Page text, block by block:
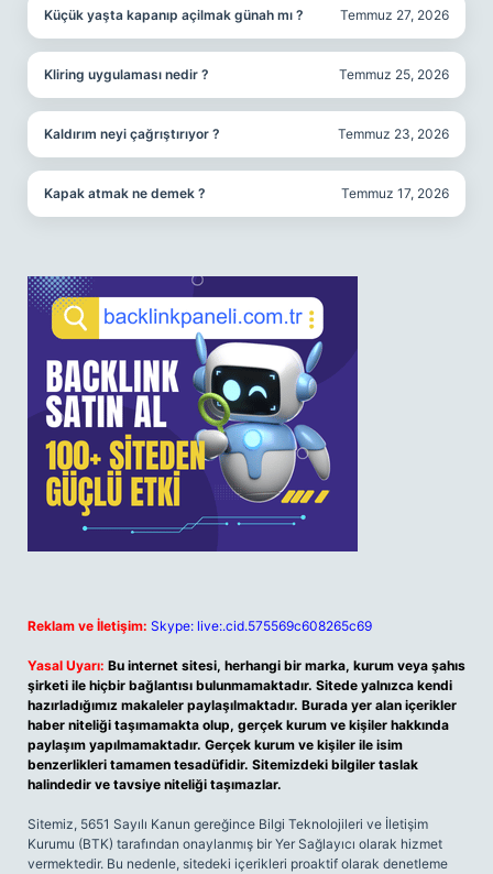
Küçük yaşta kapanıp açilmak günah mı ? Temmuz 27, 2026
Kliring uygulaması nedir ? Temmuz 25, 2026
Kaldırım neyi çağrıştırıyor ? Temmuz 23, 2026
Kapak atmak ne demek ? Temmuz 17, 2026
Reklam ve İletişim: Skype: live:.cid.575569c608265c69
Yasal Uyarı: Bu internet sitesi, herhangi bir marka, kurum veya şahıs
şirketi ile hiçbir bağlantısı bulunmamaktadır. Sitede yalnızca kendi
hazırladığımız makaleler paylaşılmaktadır. Burada yer alan içerikler
haber niteliği taşımamakta olup, gerçek kurum ve kişiler hakkında
paylaşım yapılmamaktadır. Gerçek kurum ve kişiler ile isim
benzerlikleri tamamen tesadüfidir. Sitemizdeki bilgiler taslak
halindedir ve tavsiye niteliği taşımazlar.
Sitemiz, 5651 Sayılı Kanun gereğince Bilgi Teknolojileri ve İletişim
Kurumu (BTK) tarafından onaylanmış bir Yer Sağlayıcı olarak hizmet
vermektedir. Bu nedenle, sitedeki içerikleri proaktif olarak denetleme